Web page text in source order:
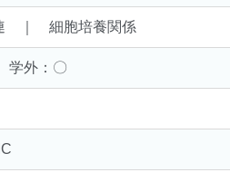
｜ 細胞培養関係
学外：〇